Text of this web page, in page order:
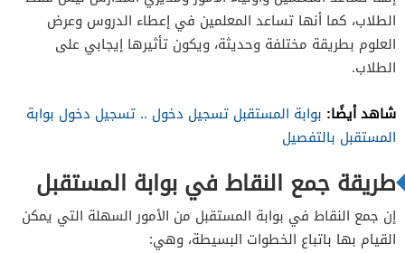
الطلاب، كما أنها تساعد المعلمين في إعطاء الدروس وعرض
العلوم بطريقة مختلفة وحديثة، ويكون تأثيرها إيجابي على
الطلاب.
شاهد أيضًا: بوابة المستقبل تسجيل دخول .. تسجيل دخول بوابة
المستقبل بالتفصيل
طريقة جمع النقاط في بوابة المستقبل
إن جمع النقاط في بوابة المستقبل من الأمور السهلة التي يمكن
القيام بها باتباع الخطوات البسيطة، وهي: